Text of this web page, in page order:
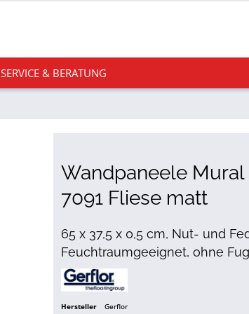
SERVICE & BERATUNG
Wandpaneele Mural
7091 Fliese matt
65 x 37,5 x 0,5 cm, Nut- und
Feuchtraumgeeignet, ohne
Hersteller Gerflor